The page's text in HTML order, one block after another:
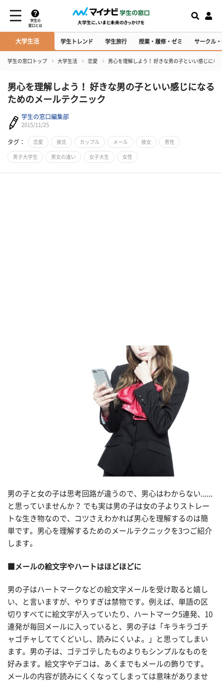
学生の
窓口とは
大学生活 学生トレンド 学生旅行 授業・履修・ゼミ サークル
学生の窓口トップ 大学生活 恋愛 男心を理解しよう！ 好きな男の子といい感じにな
男心を理解しよう！ 好きな男の子といい感じになる
ためのメールテクニック
学生の窓口編集部
2015/11/25
タグ： 恋愛 彼氏 カップル メール 彼女 男性
男子大学生 男女の違い 女子大生 女性
男の子と女の子は思考回路が違うので、男心はわからない......
と思っていませんか？ でも実は男の子は女の子よりストレー
トな生き物なので、コツさえわかれば男心を理解するのは簡
単です。男心を理解するためのメールテクニックを3つご紹介
します。
■メールの絵文字やハートはほどほどに
男の子はハートマークなどの絵文字メールを受け取ると嬉し
い、と言いますが、やりすぎは禁物です。例えば、単語の区
切りすべてに絵文字が入っていたり、ハートマーク5連発、10
連発が毎回メールに入っていると、男の子は「キラキラゴチ
ャゴチャしててくどいし、読みにくいよ。」と思ってしまい
ます。男の子は、ゴテゴテしたものよりもシンプルなものを
好みます。絵文字やデコは、あくまでもメールの飾りです。
メールの内容が読みにくくなってしまっては意味がありませ